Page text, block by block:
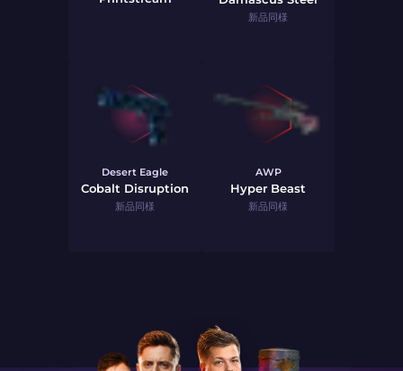
新品同様
Desert Eagle
Cobalt Disruption
新品同様
AWP
Hyper Beast
新品同様